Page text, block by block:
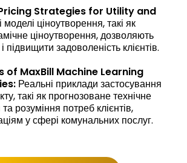
Strategies for Utility and
моделі ціноутворення, такі як
ціноутворення, дозволяють
підвищити задоволеність клієнтів.
of MaxBill Machine Learning
Реальні приклади застосування
такі як прогнозоване технічне
розуміння потреб клієнтів,
у сфері комунальних послуг.